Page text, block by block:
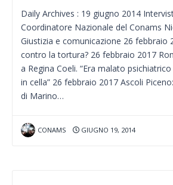
Daily Archives : 19 giugno 2014
Coordinatore Nazionale del Conams
Giustizia e comunicazione 26 febbraio
contro la tortura? 26 febbraio 2017
a Regina Coeli. “Era malato
in cella” 26 febbraio 2017 Ascoli
di Marino…
CONAMS GIUGNO 19, 2014